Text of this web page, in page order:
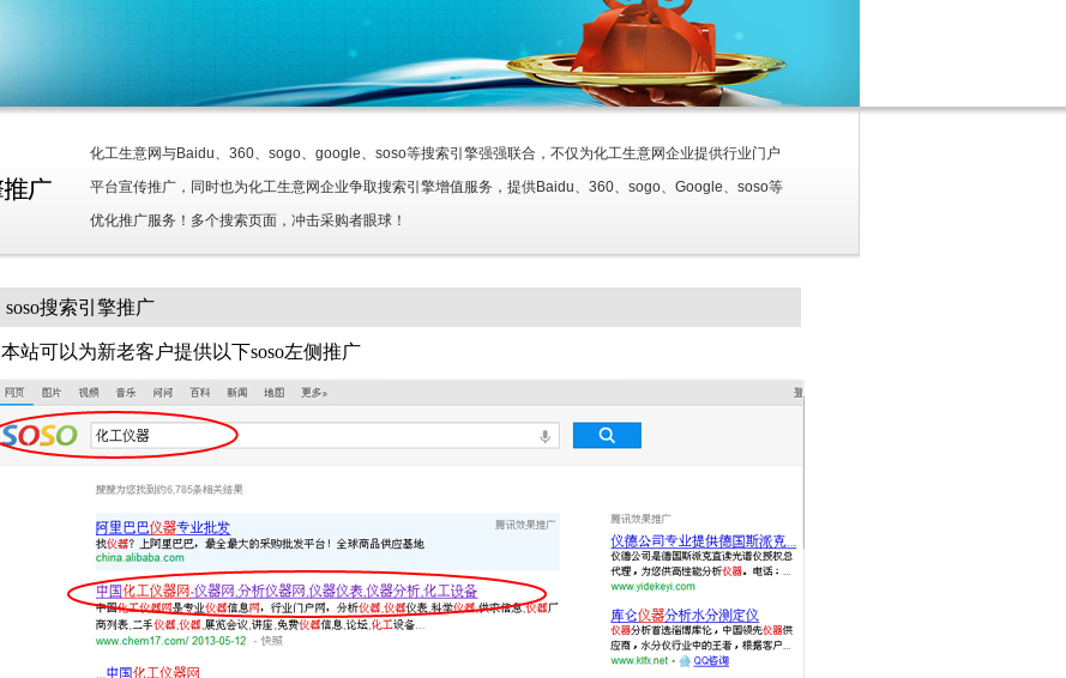
化工生意网与Baidu、360、sogo、google、soso等搜索引擎强强联合，不仅为化工生意网企业提供行业门户
平台宣传推广，同时也为化工生意网企业争取搜索引擎增值服务，提供Baidu、360、sogo、Google、soso等
优化推广服务！多个搜索页面，冲击采购者眼球！
soso搜索引擎推广
本站可以为新老客户提供以下soso左侧推广